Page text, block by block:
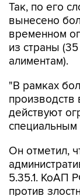
Так, по его
вынесено
временном
из страны
алиментам).
"В рамках
действуют
специальным
Он отметил,
5.35.1. КоАП
против